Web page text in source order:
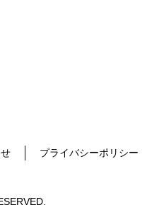
プライバシーポリシー